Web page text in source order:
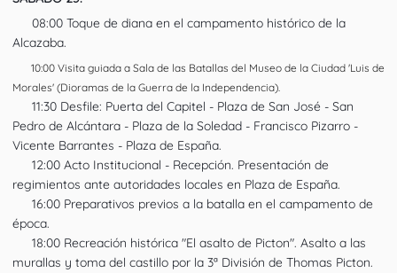
08:00 Toque de diana en el campamento histórico de la
Alcazaba.
10:00 Visita guiada a Sala de las Batallas del Museo de la Ciudad 'Luis de
Morales' (Dioramas de la Guerra de la Independencia).
11:30 Desfile: Puerta del Capitel - Plaza de San José - San
Pedro de Alcántara - Plaza de la Soledad - Francisco Pizarro -
Vicente Barrantes - Plaza de España.
12:00 Acto Institucional - Recepción. Presentación de
regimientos ante autoridades locales en Plaza de España.
16:00 Preparativos previos a la batalla en el campamento de
época.
18:00 Recreación histórica "El asalto de Picton". Asalto a las
murallas y toma del castillo por la 3ª División de Thomas Picton.